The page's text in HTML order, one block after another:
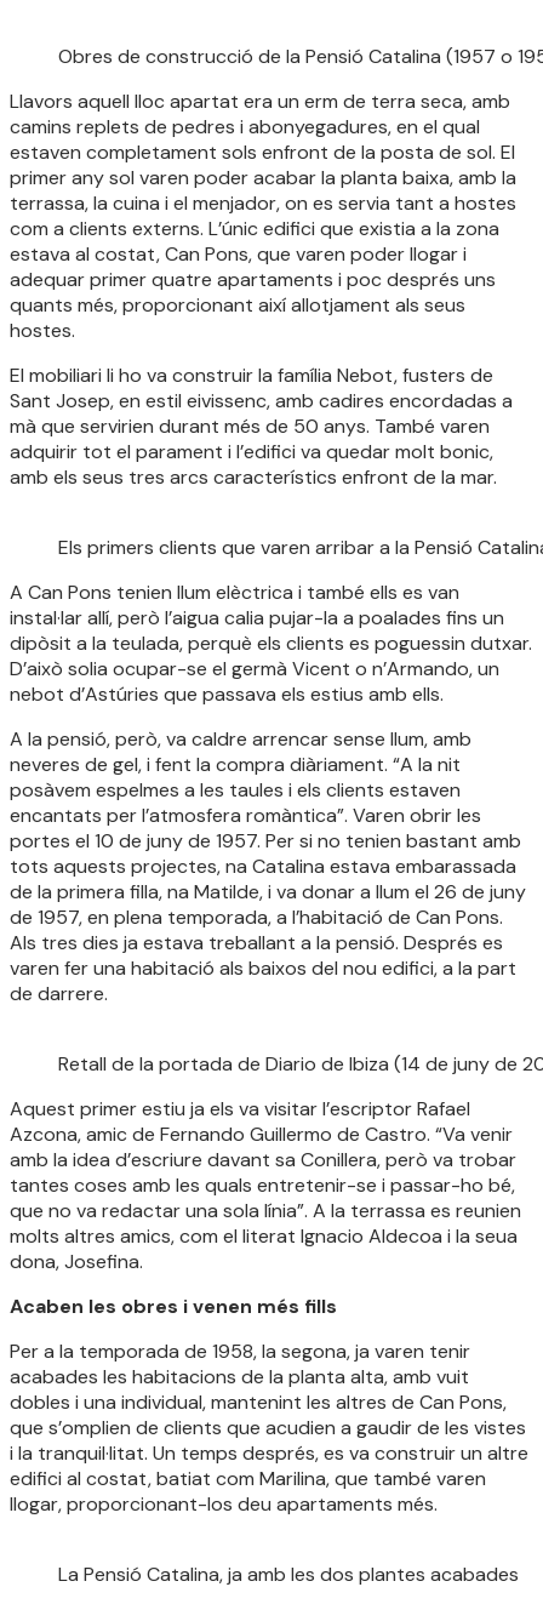
Obres de construcció de la Pensió Catalina (1957 o
Llavors aquell lloc apartat era un erm de terra seca, amb
camins replets de pedres i abonyegadures, en el qual
estaven completament sols enfront de la posta de sol. El
primer any sol varen poder acabar la planta baixa, amb la
terrassa, la cuina i el menjador, on es servia tant a hostes
com a clients externs. L’únic edifici que existia a la zona
estava al costat, Can Pons, que varen poder llogar i
adequar primer quatre apartaments i poc després uns
quants més, proporcionant així allotjament als seus
hostes.
El mobiliari li ho va construir la família Nebot, fusters de
Sant Josep, en estil eivissenc, amb cadires encordadas a
mà que servirien durant més de 50 anys. També varen
adquirir tot el parament i l’edifici va quedar molt bonic,
amb els seus tres arcs característics enfront de la mar.
Els primers clients que varen arribar a la Pensió
A Can Pons tenien llum elèctrica i també ells es van
instal·lar allí, però l’aigua calia pujar-la a poalades fins un
dipòsit a la teulada, perquè els clients es poguessin dutxar.
D’això solia ocupar-se el germà Vicent o n’Armando, un
nebot d’Astúries que passava els estius amb ells.
A la pensió, però, va caldre arrencar sense llum, amb
neveres de gel, i fent la compra diàriament. “A la nit
posàvem espelmes a les taules i els clients estaven
encantats per l’atmosfera romàntica”. Varen obrir les
portes el 10 de juny de 1957. Per si no tenien bastant amb
tots aquests projectes, na Catalina estava embarassada
de la primera filla, na Matilde, i va donar a llum el 26 de juny
de 1957, en plena temporada, a l’habitació de Can Pons.
Als tres dies ja estava treballant a la pensió. Després es
varen fer una habitació als baixos del nou edifici, a la part
de darrere.
Retall de la portada de Diario de Ibiza (14 de juny de
Aquest primer estiu ja els va visitar l’escriptor Rafael
Azcona, amic de Fernando Guillermo de Castro. “Va venir
amb la idea d’escriure davant sa Conillera, però va trobar
tantes coses amb les quals entretenir-se i passar-ho bé,
que no va redactar una sola línia”. A la terrassa es reunien
molts altres amics, com el literat Ignacio Aldecoa i la seua
dona, Josefina.
Acaben les obres i venen més fills
Per a la temporada de 1958, la segona, ja varen tenir
acabades les habitacions de la planta alta, amb vuit
dobles i una individual, mantenint les altres de Can Pons,
que s’omplien de clients que acudien a gaudir de les vistes
i la tranquil·litat. Un temps després, es va construir un altre
edifici al costat, batiat com Marilina, que també varen
llogar, proporcionant-los deu apartaments més.
La Pensió Catalina, ja amb les dos plantes acabades